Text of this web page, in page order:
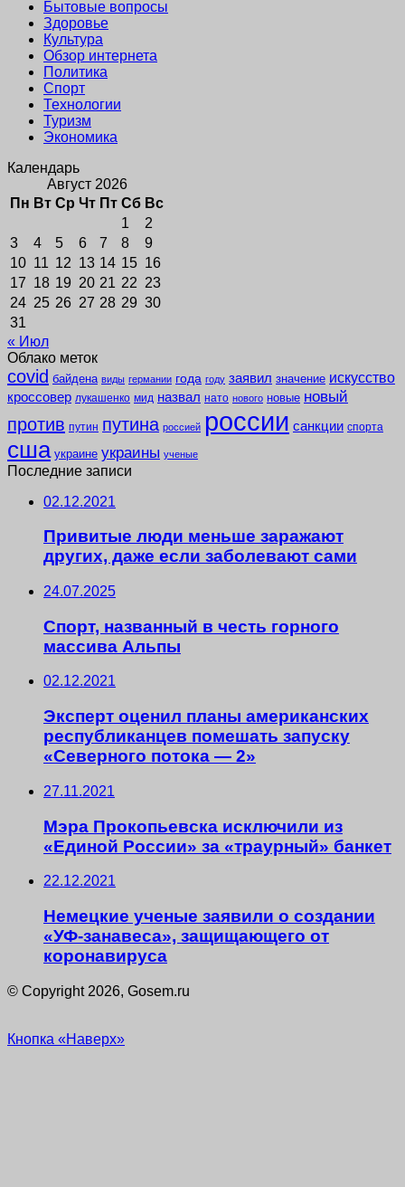
Бытовые вопросы
Здоровье
Культура
Обзор интернета
Политика
Спорт
Технологии
Туризм
Экономика
Календарь
Август 2026
Пн Вт Ср Чт Пт Сб Вс
1
2
3
4 5 6 7 8
9
10 11 12 13 14 15 16
17 18 19 20 21 22 23
24 25 26 27 28 29 30
31
« Июл
Облако меток
covid байдена виды германии года году заявил значение искусство
кроссовер лукашенко мид назвал нато нового новые новый
против путин путина россией россии санкции спорта
сша украине украины ученые
Последние записи
02.12.2021
Привитые люди меньше заражают
других, даже если заболевают сами
24.07.2025
Спорт, названный в честь горного
массива Альпы
02.12.2021
Эксперт оценил планы американских
республиканцев помешать запуску
«Северного потока — 2»
27.11.2021
Мэра Прокопьевска исключили из
«Единой России» за «траурный» банкет
22.12.2021
Немецкие ученые заявили о создании
«УФ-занавеса», защищающего от
коронавируса
© Copyright 2026, Gosem.ru
Кнопка «Наверх»